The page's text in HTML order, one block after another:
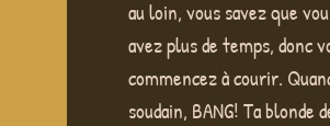
au loin, vous savez que
avez plus de temps, donc
commencez à courir.
soudain, BANG! Ta blonde